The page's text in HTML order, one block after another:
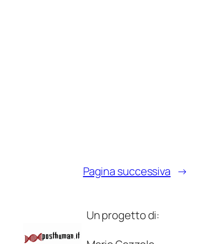
Pagina successiva →
Un progetto di: